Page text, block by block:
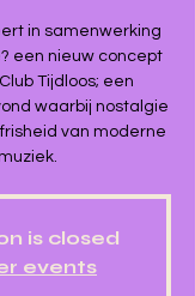
in samenwerking
een nieuw concept
Tijdloos; een
waarbij nostalgie
van moderne
is closed
events